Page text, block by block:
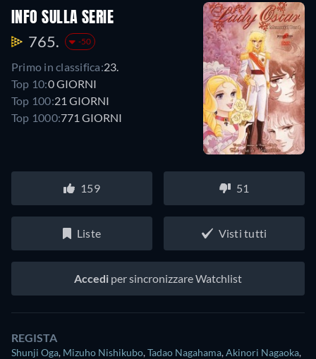
INFO SULLA SERIE
765. -50
Primo in classifica:23.
Top 10:0 GIORNI
Top 100:21 GIORNI
Top 1000:771 GIORNI
159 51
Liste Visti tutti
Accedi per sincronizzare Watchlist
REGISTA
Shunji Oga, Mizuho Nishikubo,Tadao Nagahama,Akinori Nagaoka,